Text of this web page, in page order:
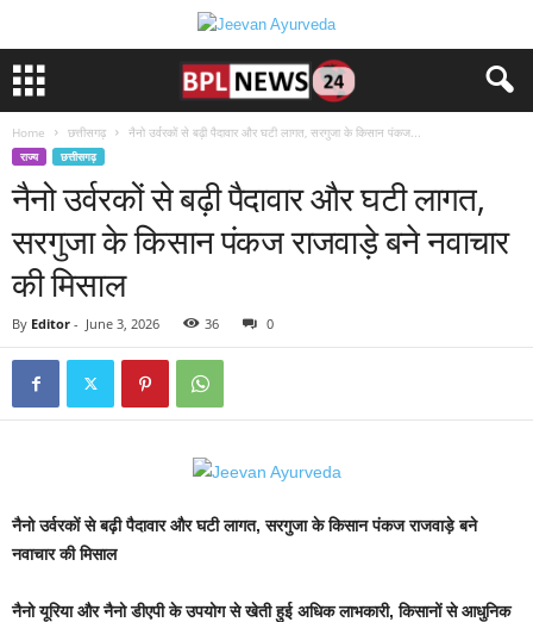
Home छत्तीसगढ़ नैनो उर्वरकों से बढ़ी पैदावार और घटी लागत, सरगुजा के किसान पंकज...
राज्य छत्तीसगढ़
नैनो उर्वरकों से बढ़ी पैदावार और घटी लागत,
सरगुजा के किसान पंकज राजवाड़े बने नवाचार
की मिसाल
By Editor - June 3, 2026 36 0
नैनो उर्वरकों से बढ़ी पैदावार और घटी लागत, सरगुजा के किसान पंकज राजवाड़े बने
नवाचार की मिसाल
नैनो यूरिया और नैनो डीएपी के उपयोग से खेती हुई अधिक लाभकारी, किसानों से आधुनिक